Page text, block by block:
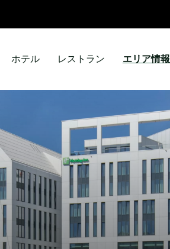
ホテル レストラン エリア情報